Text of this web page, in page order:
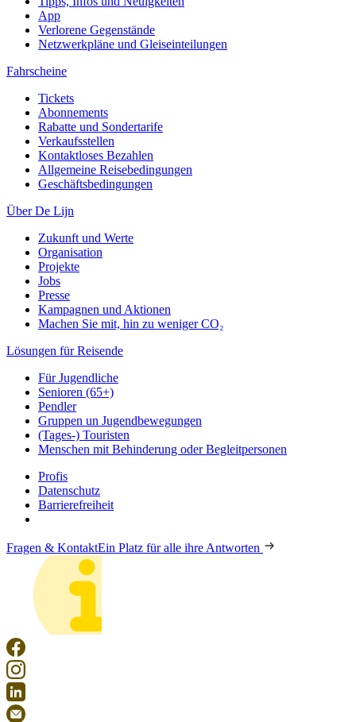
App
Verlorene Gegenstände
Netzwerkpläne und Gleiseinteilungen
Fahrscheine
Tickets
Abonnements
Rabatte und Sondertarife
Verkaufsstellen
Kontaktloses Bezahlen
Allgemeine Reisebedingungen
Geschäftsbedingungen
Über De Lijn
Zukunft und Werte
Organisation
Projekte
Jobs
Presse
Kampagnen und Aktionen
Machen Sie mit, hin zu weniger CO₂
Lösungen für Reisende
Für Jugendliche
Senioren (65+)
Pendler
Gruppen un Jugendbewegungen
(Tages-) Touristen
Menschen mit Behinderung oder Begleitpersonen
Profis
Datenschutz
Barrierefreiheit
Fragen & KontaktEin Platz für alle ihre Antworten